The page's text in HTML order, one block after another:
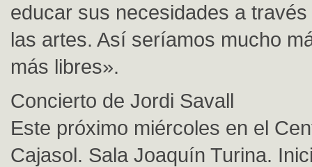
educar sus necesidades a
las artes. Así seríamos mucho
más libres».
Concierto de Jordi Savall
Este próximo miércoles en el
Cajasol. Sala Joaquín Turina.